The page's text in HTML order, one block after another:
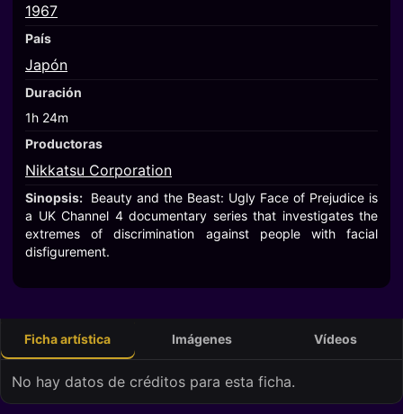
1967
País
Japón
Duración
1h 24m
Productoras
Nikkatsu Corporation
Sinopsis: Beauty and the Beast: Ugly Face of Prejudice is
a UK Channel 4 documentary series that investigates the
extremes of discrimination against people with facial
disfigurement.
Ficha artística Imágenes Vídeos
No hay datos de créditos para esta ficha.